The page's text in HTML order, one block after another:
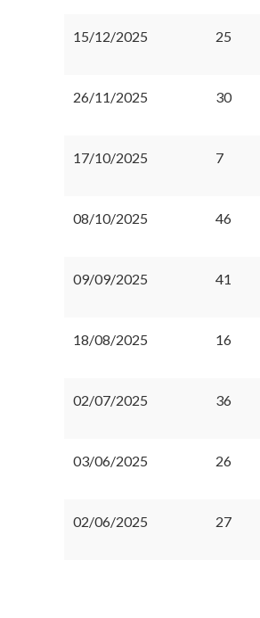
15/12/2025 25
26/11/2025 30
17/10/2025 7
08/10/2025 46
09/09/2025 41
18/08/2025 16
02/07/2025 36
03/06/2025 26
02/06/2025 27